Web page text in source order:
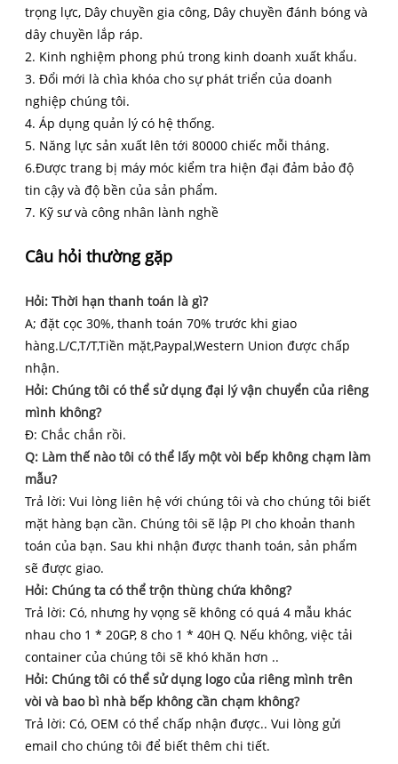
trọng lực, Dây chuyền gia công, Dây chuyền đánh bóng và
dây chuyền lắp ráp.
2. Kinh nghiệm phong phú trong kinh doanh xuất khẩu.
3. Đổi mới là chìa khóa cho sự phát triển của doanh
nghiệp chúng tôi.
4. Áp dụng quản lý có hệ thống.
5. Năng lực sản xuất lên tới 80000 chiếc mỗi tháng.
6.Được trang bị máy móc kiểm tra hiện đại đảm bảo độ
tin cậy và độ bền của sản phẩm.
7. Kỹ sư và công nhân lành nghề
Câu hỏi thường gặp
Hỏi: Thời hạn thanh toán là gì?
A; đặt cọc 30%, thanh toán 70% trước khi giao
hàng.L/C,T/T,Tiền mặt,Paypal,Western Union được chấp
nhận.
Hỏi: Chúng tôi có thể sử dụng đại lý vận chuyển của riêng
mình không?
Đ: Chắc chắn rồi.
Q: Làm thế nào tôi có thể lấy một vòi bếp không chạm làm
mẫu?
Trả lời: Vui lòng liên hệ với chúng tôi và cho chúng tôi biết
mặt hàng bạn cần. Chúng tôi sẽ lập PI cho khoản thanh
toán của bạn. Sau khi nhận được thanh toán, sản phẩm
sẽ được giao.
Hỏi: Chúng ta có thể trộn thùng chứa không?
Trả lời: Có, nhưng hy vọng sẽ không có quá 4 mẫu khác
nhau cho 1 * 20GP, 8 cho 1 * 40H Q. Nếu không, việc tải
container của chúng tôi sẽ khó khăn hơn ..
Hỏi: Chúng tôi có thể sử dụng logo của riêng mình trên
vòi và bao bì nhà bếp không cần chạm không?
Trả lời: Có, OEM có thể chấp nhận được.. Vui lòng gửi
email cho chúng tôi để biết thêm chi tiết.